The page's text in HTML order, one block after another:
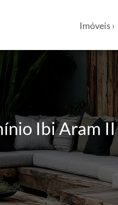
Imóveis ›
Ibi Aram